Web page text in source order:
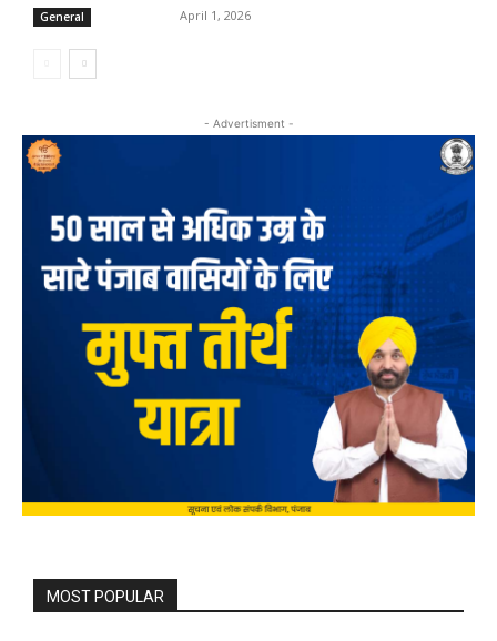
General April 1, 2026
- Advertisment -
MOST POPULAR